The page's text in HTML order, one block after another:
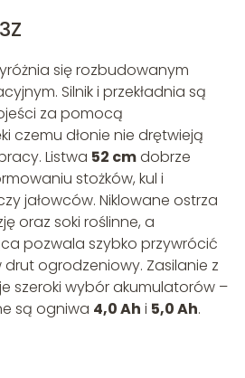
się rozbudowanym
Silnik i przekładnia są
za pomocą
czemu dłonie nie drętwieją
Listwa 52 cmdobrze
stożków, kul i
jałowców. Niklowane ostrza
oraz soki roślinne, a
pozwala szybko przywrócić
drut ogrodzeniowy. Zasilanie z
szeroki wybór akumulatorów –
są ogniwa 4,0 Ah i 5,0 Ah.